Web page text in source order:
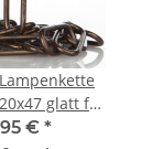
glatt für
antik
€ *